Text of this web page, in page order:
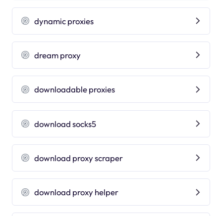
dynamic proxies
dream proxy
downloadable proxies
download socks5
download proxy scraper
download proxy helper